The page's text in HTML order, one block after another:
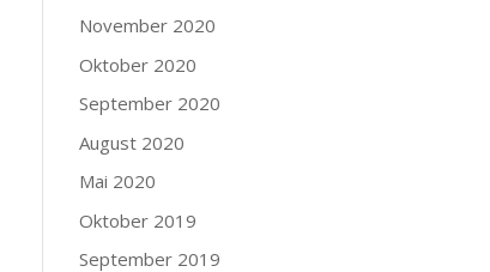
November 2020
Oktober 2020
September 2020
August 2020
Mai 2020
Oktober 2019
September 2019